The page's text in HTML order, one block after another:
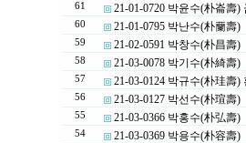
61 21-01-0720 박윤수(朴崙壽
60 21-01-0795 박난수(朴蘭壽)
59 21-02-0591 박창수(朴昌壽)
58 21-03-0078 박기수(朴綺壽)
57 21-03-0124 박규수(朴珪壽
56 21-03-0127 박선수(朴瑄壽)
55 21-03-0366 박홍수(朴弘壽)
54 21-03-0369 박용수(朴容壽)